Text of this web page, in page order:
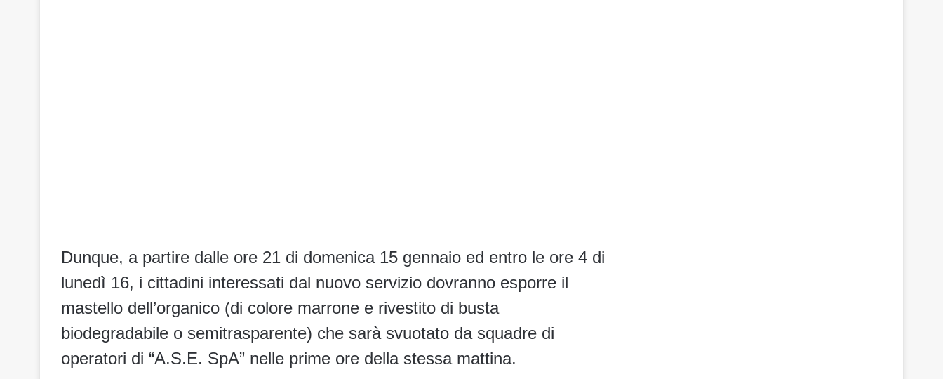
Dunque, a partire dalle ore 21 di domenica 15 gennaio ed entro le ore 4 di
lunedì 16, i cittadini interessati dal nuovo servizio dovranno esporre il
mastello dell’organico (di colore marrone e rivestito di busta
biodegradabile o semitrasparente) che sarà svuotato da squadre di
operatori di “A.S.E. SpA” nelle prime ore della stessa mattina.